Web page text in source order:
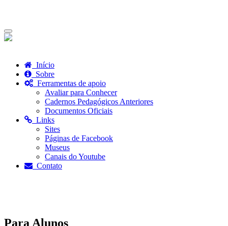
Toggle
navigation
Início
Sobre
Ferramentas de apoio
Avaliar para Conhecer
Cadernos Pedagógicos Anteriores
Documentos Oficiais
Links
Sites
Páginas de Facebook
Museus
Canais do Youtube
Contato
Para Alunos